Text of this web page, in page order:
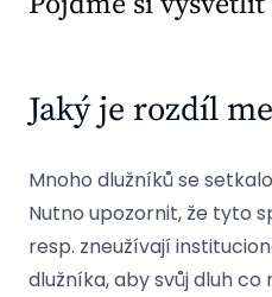
Jaký je rozdíl
Mnoho dlužníků se
Nutno upozornit, že tyto
resp. zneužívají
dlužníka, aby svůj dluh